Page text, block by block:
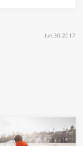
Jun.30.2017